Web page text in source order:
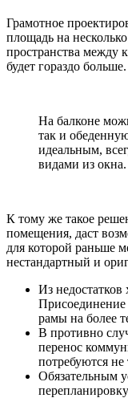
Грамотное
площадь на
пространства между
будет гораздо больше.
На балконе
так и
идеальным,
видами из окна.
К тому же такое
помещения, даст
для которой раньше
нестандартный и
Из недостатков
Присоединение
рамы на более
В противно
перенос
потребуются
Обязательным